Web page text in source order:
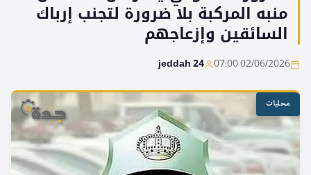
منبه المركبة بلا ضرورة لتجنب إرباك
السائقين وإزعاجهم
02/06/2026 07:00
jeddah 24
محليات